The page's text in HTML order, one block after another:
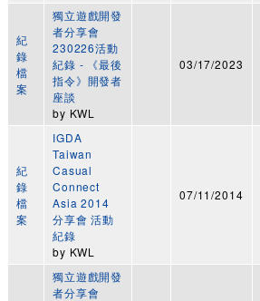
紀
錄
檔
案
獨立遊戲開發
者分享會
230226活動
紀錄 - 《最後
指令》開發者
座談
by KWL
03/17/2023
紀
錄
檔
案
IGDA
Taiwan
Casual
Connect
Asia 2014
分享會 活動
紀錄
by KWL
07/11/2014
獨立遊戲開發
者分享會